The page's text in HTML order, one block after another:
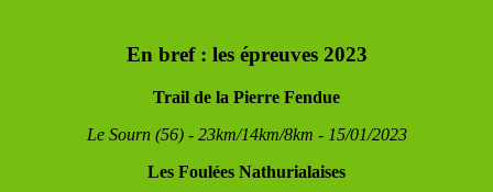
En bref : les épreuves 2023
Trail de la Pierre Fendue
Le Sourn (56) - 23km/14km/8km - 15/01/2023
Les Foulées Nathurialaises